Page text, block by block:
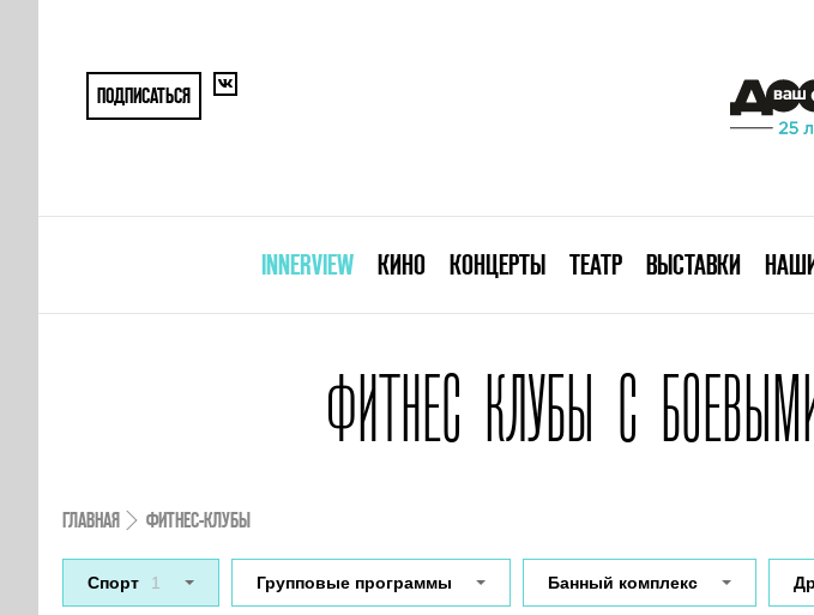
ПОДПИСАТЬСЯ
INNERVIEW КИНО КОНЦЕРТЫ ТЕАТР ВЫСТАВКИ
ФИТНЕС КЛУБЫ С
ГЛАВНАЯ ФИТНЕС-КЛУБЫ
Спорт 1 Групповые программы Банный комплекс